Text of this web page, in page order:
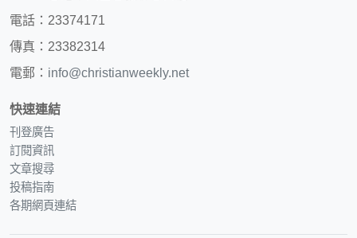
電話：23374171
傳真：23382314
電郵： info@christianweekly.net
快速連結
刊登廣告
訂閱資訊
文章搜尋
投稿指南
各期網頁連結